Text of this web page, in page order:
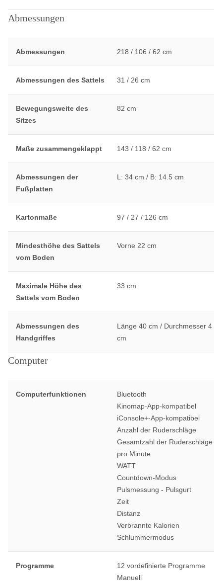
Abmessungen
Abmessungen 218 / 106 / 62 cm
Abmessungen des Sattels 31 / 26 cm
Bewegungsweite des
Sitzes
82 cm
Maße zusammengeklappt 143 / 118 / 62 cm
Abmessungen der
Fußplatten
L: 34 cm / B: 14.5 cm
Kartonmaße 97 / 27 / 126 cm
Mindesthöhe des Sattels
vom Boden
Vorne 22 cm
Maximale Höhe des
Sattels vom Boden
33 cm
Abmessungen des
Handgriffes
Länge 40 cm / Durchmesser 4
cm
Computer
Computerfunktionen
Bluetooth
Kinomap-App-kompatibel
iConsole+-App-kompatibel
Anzahl der Ruderschläge
Gesamtzahl der Ruderschläge
pro Minute
WATT
Countdown-Modus
Pulsmessung - Pulsgurt
Zeit
Distanz
Verbrannte Kalorien
Schlummermodus
Programme
12 vordefinierte Programme
Manuell